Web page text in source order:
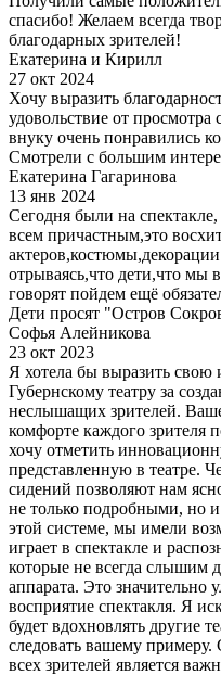
спасибо! Желаем всегда
благодарных зрителей!
Екатерина и Кирилл
27 окт 2024
Хочу выразить
удовольствие от
внуку очень понравились
Смотрели с большим
Екатерина Гагаринова
13 янв 2024
Сегодня были на
всем причастным,это
отрываясь,что дети,что мы
говорят пойдем ещё
Дети просят "Остров
Софья Алейникова
23 окт 2023
Я хотела бы выразить свою
Губернскому театру за
неслышащих зрителей.
комфорте каждого зрителя
хочу отметить
представленную в театре.
сидений позволяют нам
не только подробными, но
этой системе, мы имели
играет в спектакле и
которые не всегда слышим
аппарата. Это
восприятие спектакля. Я
будет вдохновлять другие
следовать вашему
всех зрителей является